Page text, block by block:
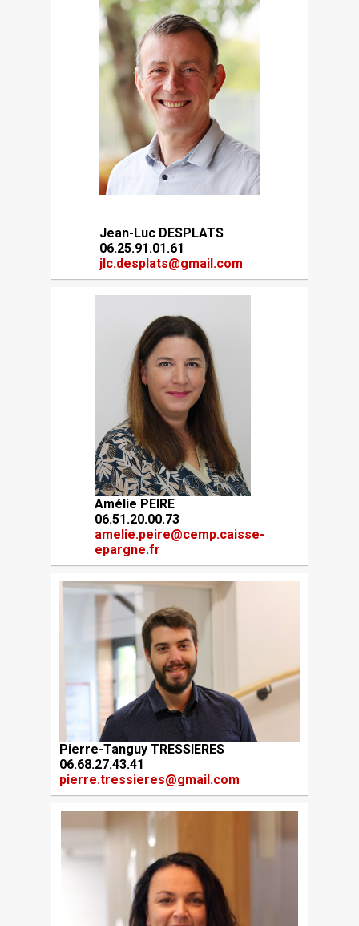
Jean-Luc DESPLATS
06.25.91.01.61
jlc.desplats@gmail.com
Amélie PEIRE
06.51.20.00.73
amelie.peire@cemp.caisse-
epargne.fr
Pierre-Tanguy TRESSIERES
06.68.27.43.41
pierre.tressieres@gmail.com